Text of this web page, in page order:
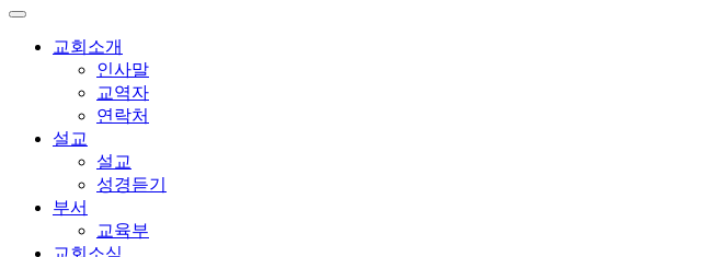
교회소개
인사말
교역자
연락처
설교
설교
성경듣기
부서
교육부
교회소식